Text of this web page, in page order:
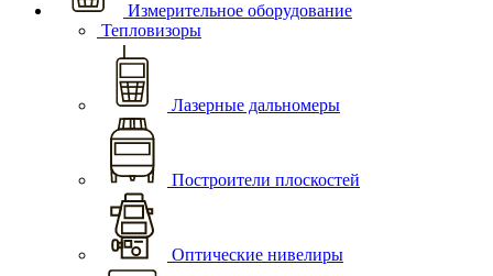
Измерительное оборудование
Тепловизоры
Лазерные дальномеры
Построители плоскостей
Оптические нивелиры